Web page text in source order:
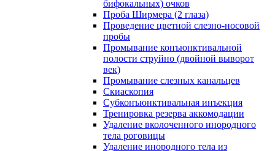
бифокальных) очков
Проба Ширмера (2 глаза)
Проведение цветной слезно-носовой
пробы
Промывание конъюнктивальной
полости струйно (двойной выворот
век)
Промывание слезных канальцев
Скиаскопия
Субконъюнктивальная инъекция
Тренировка резерва аккомодации
Удаление вколоченного инородного
тела роговицы
Удаление инородного тела из